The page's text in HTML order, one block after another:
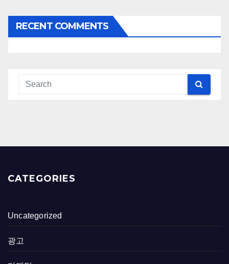
RECENT COMMENTS
CATEGORIES
Uncategorized
광고